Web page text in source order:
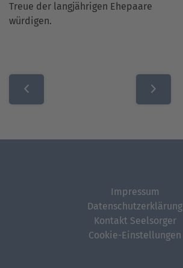
Treue der langjährigen Ehepaare
würdigen.
Beitragsnavigation
Impressum
Datenschutzerklärung
Kontakt Seelsorger
Cookie-Einstellungen